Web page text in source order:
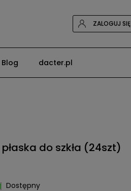
ZALOGUJ SIĘ
Blog dacter.pl
do szkła (24szt)
Dostępny